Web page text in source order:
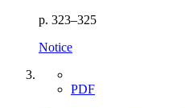
p. 323–325
Notice
PDF